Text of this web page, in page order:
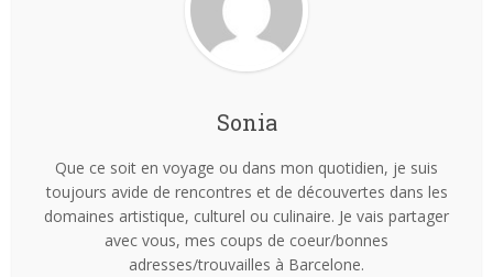
Sonia
Que ce soit en voyage ou dans mon quotidien, je suis
toujours avide de rencontres et de découvertes dans les
domaines artistique, culturel ou culinaire. Je vais partager
avec vous, mes coups de coeur/bonnes
adresses/trouvailles à Barcelone.